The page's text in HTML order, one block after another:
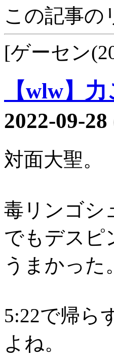
この記事の
[ゲーセン
【wlw】
2022-09-
対面大聖。
毒リンゴシ
でもデスピ
うまかった。
5:22で帰ら
よね。